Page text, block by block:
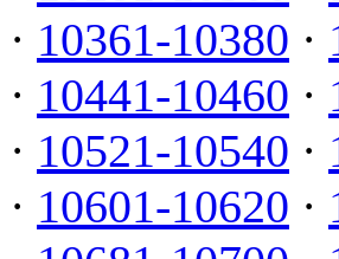
· 10361-10380 ·
· 10441-10460 ·
· 10521-10540 ·
· 10601-10620 ·